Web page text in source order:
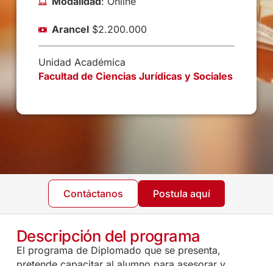
Arancel $2.200.000
Unidad Académica
Facultad de Ciencias Jurídicas y Sociales
Contáctanos Postula aquí
Descripción del programa
El programa de Diplomado que se presenta,